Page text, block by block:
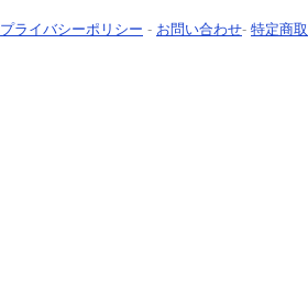
プライバシーポリシー - お問い合わせ- 特定商